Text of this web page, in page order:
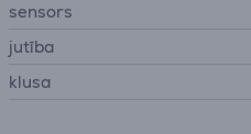
sensors
jutība
klusa